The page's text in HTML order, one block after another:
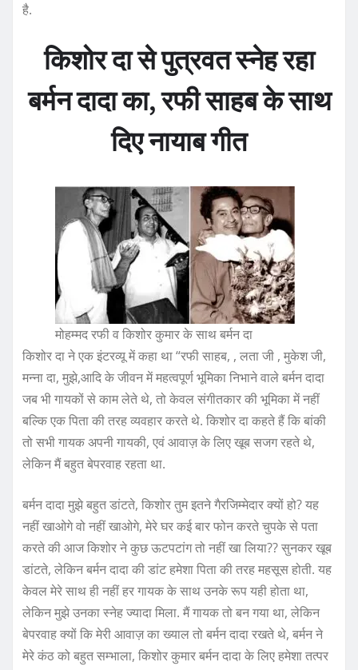
है.
किशोर दा से पुत्रवत स्नेह रहा
बर्मन दादा का, रफी साहब के साथ
दिए नायाब गीत
मोहम्मद रफी व किशोर कुमार के साथ बर्मन दा
किशोर दा ने एक इंटरव्यू में कहा था “रफी साहब, , लता जी , मुकेश जी,
मन्ना दा, मुझे,आदि के जीवन में महत्वपूर्ण भूमिका निभाने वाले बर्मन दादा
जब भी गायकों से काम लेते थे, तो केवल संगीतकार की भूमिका में नहीं
बल्कि एक पिता की तरह व्यवहार करते थे. किशोर दा कहते हैं कि बांकी
तो सभी गायक अपनी गायकी, एवं आवाज़ के लिए खूब सजग रहते थे,
लेकिन मैं बहुत बेपरवाह रहता था.
बर्मन दादा मुझे बहुत डांटते, किशोर तुम इतने गैरजिम्मेदार क्यों हो? यह
नहीं खाओगे वो नहीं खाओगे, मेरे घर कई बार फोन करते चुपके से पता
करते की आज किशोर ने कुछ ऊटपटांग तो नहीं खा लिया?? सुनकर खूब
डांटते, लेकिन बर्मन दादा की डांट हमेशा पिता की तरह महसूस होती. यह
केवल मेरे साथ ही नहीं हर गायक के साथ उनके रूप यही होता था,
लेकिन मुझे उनका स्नेह ज्यादा मिला. मैं गायक तो बन गया था, लेकिन
बेपरवाह क्यों कि मेरी आवाज़ का ख्याल तो बर्मन दादा रखते थे, बर्मन ने
मेरे कंठ को बहुत सम्भाला, किशोर कुमार बर्मन दादा के लिए हमेशा तत्पर